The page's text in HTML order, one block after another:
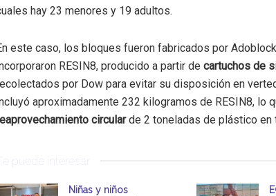
hay 23 menores y 19 adultos.
este caso, los bloques fueron fabricados por
RESIN8, producido a partir de cartuchos de
por Dow para evitar su disposición en
aproximadamente 232 kilogramos de RESIN8, lo
circularde 2 toneladas de plástico en
puede interesar
Niñas y niños